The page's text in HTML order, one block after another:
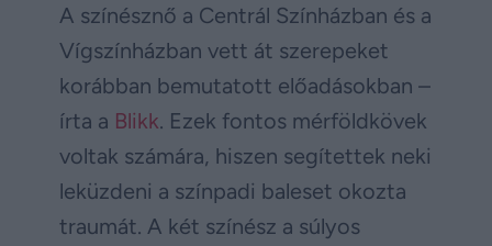
A színésznő a Centrál Színházban és a
Vígszínházban vett át szerepeket
korábban bemutatott előadásokban –
írta a Blikk. Ezek fontos mérföldkövek
voltak számára, hiszen segítettek neki
leküzdeni a színpadi baleset okozta
traumát. A két színész a súlyos